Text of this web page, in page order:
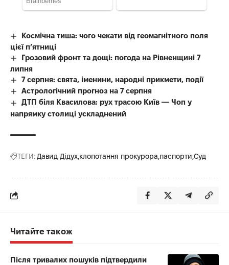
Космічна тиша: чого чекати від геомагнітного поля
цієї п’ятниці
Грозовий фронт та дощі: погода на Рівненщині 7
липня
7 серпня: свята, іменини, народні прикмети, події
Астрологічний прогноз на 7 серпня
ДТП біля Квасилова: рух трасою Київ — Чоп у
напрямку столиці ускладнений
ТЕГИ: Давид Дідух клопотання прокурора паспорти Суд
Читайте також
Після тривалих пошуків підтвердили